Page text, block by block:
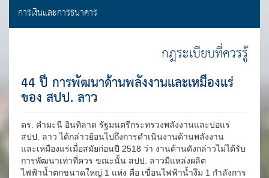
การเงินและการธนาคาร
กฎระเบียบที่ควรรู้
44 ปี การพัฒนาด้านพลังงานและเหมืองแร่
ของ สปป. ลาว
ดร. คำมะนี อินทิลาด รัฐมนตรีกระทรวงพลังงานและบ่อแร่
สปป. ลาว ได้กล่าวย้อนไปถึงการดำเนินงานด้านพลังงาน
และเหมืองแร่เมื่อสมัยก่อนปี 2518 ว่า งานด้านดังกล่าวไม่ได้รับ
การพัฒนาเท่าที่ควร ขณะนั้น สปป. ลาวมีแหล่งผลิต
ไฟฟ้าน้ำตกขนาดใหญ่ 1 แห่ง คือ เขื่อนไฟฟ้าน้ำงึม 1 กำลังการ